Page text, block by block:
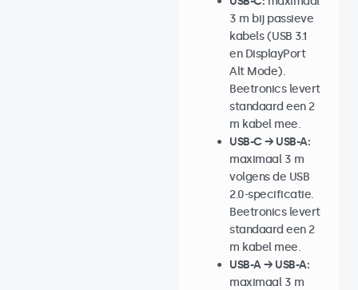
3 m bij passieve
kabels (USB 3.1
en DisplayPort
Alt Mode).
Beetronics levert
standaard een 2
m kabel mee.
USB-C → USB-A:
maximaal 3 m
volgens de USB
2.0-specificatie.
Beetronics levert
standaard een 2
m kabel mee.
USB-A → USB-A:
maximaal 3 m